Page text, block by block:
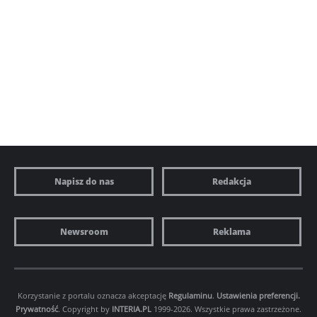
Napisz do nas Redakcja
Newsroom Reklama
Korzystanie z portalu oznacza akceptację Regulaminu. Ustawienia preferencji.
Prywatność. Copyright by INTERIA.PL 1999-2026. Wszystkie prawa zastrzeżone.